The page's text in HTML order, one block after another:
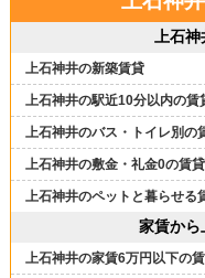
上石
上石神井の新築賃貸
上石神井の駅近10分以内の賃
上石神井のバス・トイレ別の
上石神井の敷金・礼金0の賃貸
上石神井のペットと暮らせる
家賃から
上石神井の家賃6万円以下の